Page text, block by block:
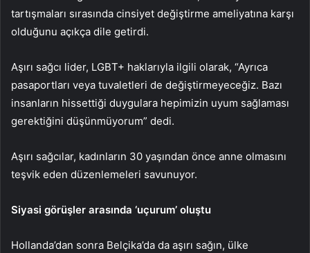
tartışmaları sırasında cinsiyet değiştirme ameliyatına karşı
olduğunu açıkça dile getirdi.
Aşırı sağcı lider, LGBT+ haklarıyla ilgili olarak, “Ayrıca
pasaportları veya tuvaletleri de değiştirmeyeceğiz. Bazı
insanların hissettiği duygulara hepimizin uyum sağlaması
gerektiğini düşünmüyorum” dedi.
Aşırı sağcılar, kadınların 30 yaşından önce anne olmasını
teşvik eden düzenlemeleri savunuyor.
Siyasi görüşler arasında ‘uçurum’ oluştu
Hollanda’dan sonra Belçika’da da aşırı sağın, ülke